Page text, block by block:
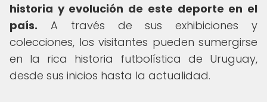
historia y evolución de este deporte en el
país. A través de sus exhibiciones y
colecciones, los visitantes pueden sumergirse
en la rica historia futbolística de Uruguay,
desde sus inicios hasta la actualidad.